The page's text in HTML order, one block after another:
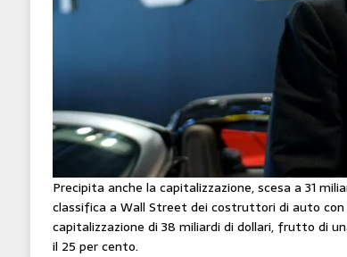
Precipita anche la capitalizzazione, scesa a 31
classifica a Wall Street dei costruttori di auto con
capitalizzazione di 38 miliardi di dollari, frutto di
il 25 per cento.